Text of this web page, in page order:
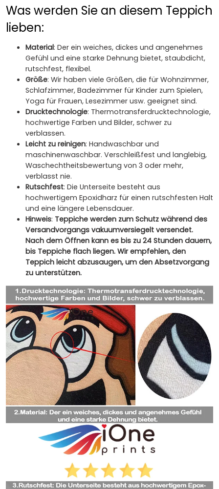
Was werden Sie an diesem Teppich
lieben:
Material: Der ein weiches, dickes und angenehmes
Gefühl und eine starke Dehnung bietet, staubdicht,
rutschfest, flexibel.
Größe: Wir haben viele Größen, die für Wohnzimmer,
Schlafzimmer, Badezimmer für Kinder zum Spielen,
Yoga für Frauen, Lesezimmer usw. geeignet sind.
Drucktechnologie: Thermotransferdrucktechnologie,
hochwertige Farben und Bilder, schwer zu
verblassen.
Leicht zu reinigen: Handwaschbar und
maschinenwaschbar. Verschleißfest und langlebig,
Waschechtheitsbewertung von 3 oder mehr,
verblasst nie.
Rutschfest: Die Unterseite besteht aus
hochwertigem Epoxidharz für einen rutschfesten Halt
und eine längere Lebensdauer.
Hinweis: Teppiche werden zum Schutz während des
Versandvorgangs vakuumversiegelt versendet.
Nach dem Öffnen kann es bis zu 24 Stunden dauern,
bis Teppiche flach liegen. Wir empfehlen, den
Teppich leicht abzusaugen, um den Absetzvorgang
zu unterstützen.